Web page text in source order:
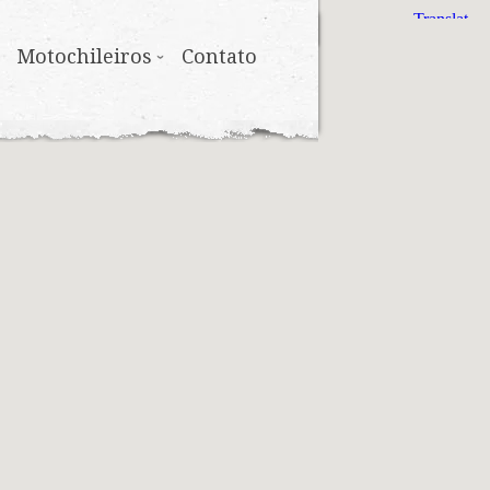
Motochileiros Contato